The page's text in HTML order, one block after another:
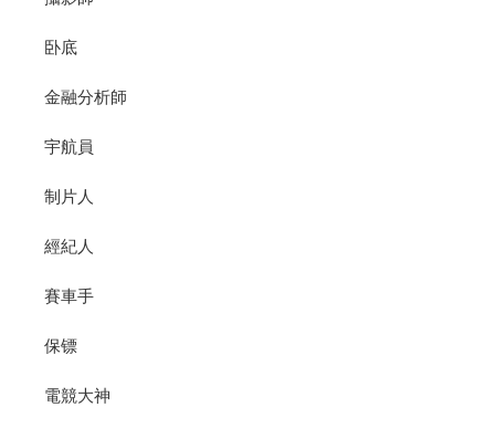
卧底
金融分析師
宇航員
制片人
經紀人
賽車手
保镖
電競大神